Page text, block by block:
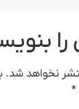
نخواهد شد.
*